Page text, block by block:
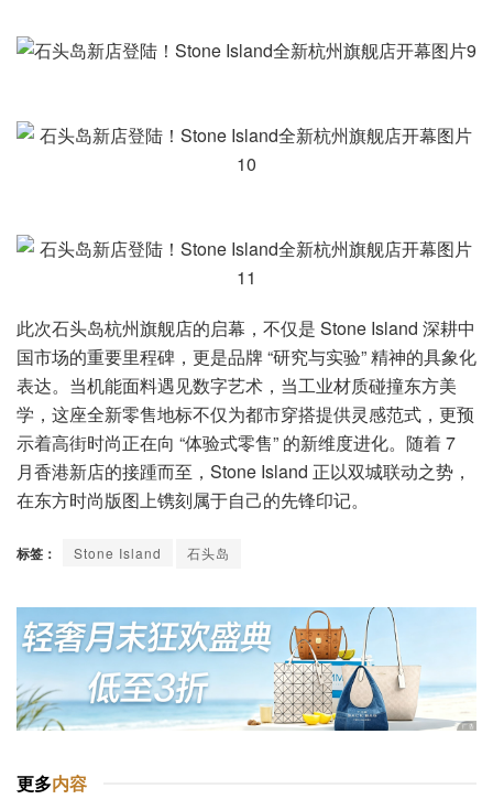
此次石头岛杭州旗舰店的启幕，不仅是 Stone Island 深耕中
国市场的重要里程碑，更是品牌 “研究与实验” 精神的具象化
表达。当机能面料遇见数字艺术，当工业材质碰撞东方美
学，这座全新零售地标不仅为都市穿搭提供灵感范式，更预
示着高街时尚正在向 “体验式零售” 的新维度进化。随着 7
月香港新店的接踵而至，Stone Island 正以双城联动之势，
在东方时尚版图上镌刻属于自己的先锋印记。
标签： Stone Island 石头岛
更多内容